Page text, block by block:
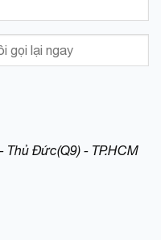
Đức(Q9) - TP.HCM